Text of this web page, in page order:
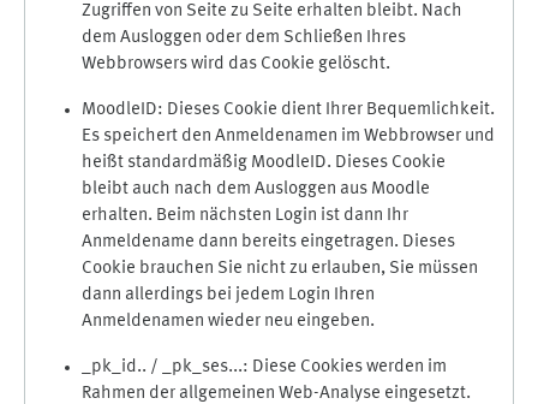
Zugriffen von Seite zu Seite erhalten bleibt. Nach
dem Ausloggen oder dem Schließen Ihres
Webbrowsers wird das Cookie gelöscht.
MoodleID: Dieses Cookie dient Ihrer Bequemlichkeit.
Es speichert den Anmeldenamen im Webbrowser und
heißt standardmäßig MoodleID. Dieses Cookie
bleibt auch nach dem Ausloggen aus Moodle
erhalten. Beim nächsten Login ist dann Ihr
Anmeldename dann bereits eingetragen. Dieses
Cookie brauchen Sie nicht zu erlauben, Sie müssen
dann allerdings bei jedem Login Ihren
Anmeldenamen wieder neu eingeben.
_pk_id.. / _pk_ses...: Diese Cookies werden im
Rahmen der allgemeinen Web-Analyse eingesetzt.